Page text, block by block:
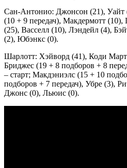
Сан-Антонио: Джонсон (21), Уайт
(10 + 9 передач), Макдермотт (10),
(25), Васселл (10), Лэндейл (4),
(2), Юбэнкс (0).
Шарлотт: Хэйворд (41), Коди
Бриджес (19 + 8 подборов + 8
– старт; Макдэниэлс (15 + 10
подборов + 7 передач), Убре (3),
Джонс (0), Льюис (0).